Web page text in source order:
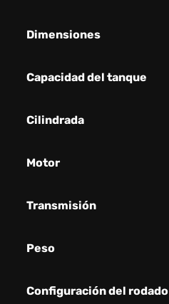
Dimensiones
Capacidad del tanque
Cilindrada
Motor
Transmisión
Peso
Configuración del rodado